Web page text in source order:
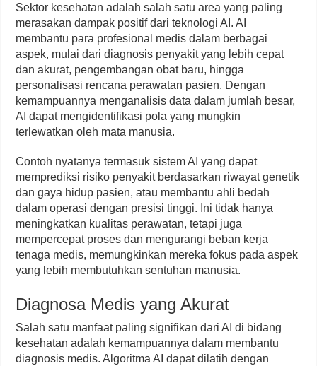
Sektor kesehatan adalah salah satu area yang paling
merasakan dampak positif dari teknologi AI. AI
membantu para profesional medis dalam berbagai
aspek, mulai dari diagnosis penyakit yang lebih cepat
dan akurat, pengembangan obat baru, hingga
personalisasi rencana perawatan pasien. Dengan
kemampuannya menganalisis data dalam jumlah besar,
AI dapat mengidentifikasi pola yang mungkin
terlewatkan oleh mata manusia.
Contoh nyatanya termasuk sistem AI yang dapat
memprediksi risiko penyakit berdasarkan riwayat genetik
dan gaya hidup pasien, atau membantu ahli bedah
dalam operasi dengan presisi tinggi. Ini tidak hanya
meningkatkan kualitas perawatan, tetapi juga
mempercepat proses dan mengurangi beban kerja
tenaga medis, memungkinkan mereka fokus pada aspek
yang lebih membutuhkan sentuhan manusia.
Diagnosa Medis yang Akurat
Salah satu manfaat paling signifikan dari AI di bidang
kesehatan adalah kemampuannya dalam membantu
diagnosis medis. Algoritma AI dapat dilatih dengan